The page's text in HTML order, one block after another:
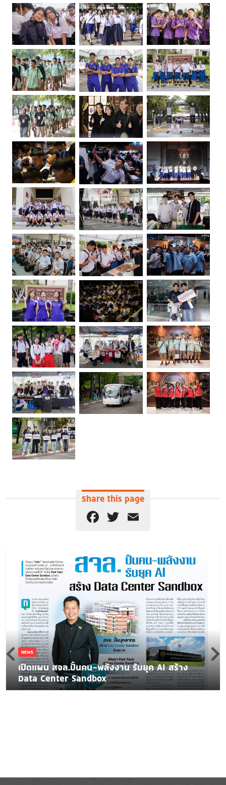
Share this page
Facebook
Twitter
NEWS
เปิดแผน สจล.ปั้นคน-พลังงาน รับยุค AI สร้าง
Data Center Sandbox